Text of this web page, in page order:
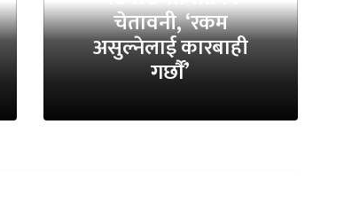
चेतावनी, ‘रकम
असुल्नेलाई कारबाही
गर्छाैं’